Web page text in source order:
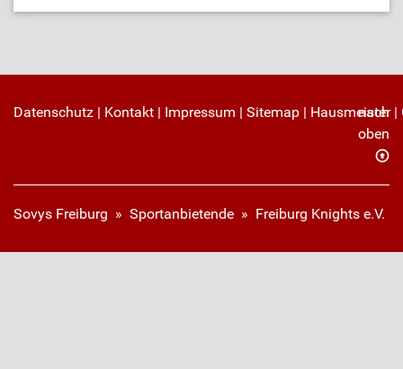
Datenschutz | Kontakt | Impressum | Sitemap | Hausmeister|
nach
oben
Sovys Freiburg » Sportanbietende » Freiburg Knights e.V.